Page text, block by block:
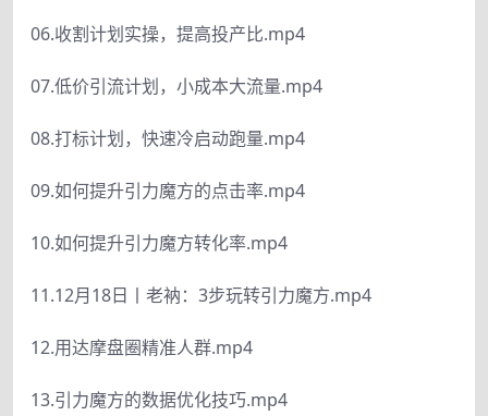
06.收割计划实操，提高投产比.mp4
07.低价引流计划，小成本大流量.mp4
08.打标计划，快速冷启动跑量.mp4
09.如何提升引力魔方的点击率.mp4
10.如何提升引力魔方转化率.mp4
11.12月18日丨老衲：3步玩转引力魔方.mp4
12.用达摩盘圈精准人群.mp4
13.引力魔方的数据优化技巧.mp4